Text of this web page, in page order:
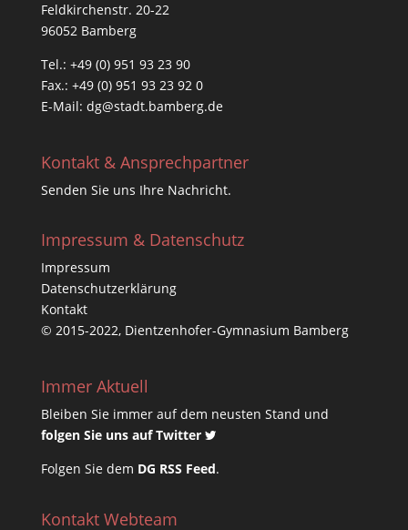
Feldkirchenstr. 20-22
96052 Bamberg
Tel.: +49 (0) 951 93 23 90
Fax.: +49 (0) 951 93 23 92 0
E-Mail: dg@stadt.bamberg.de
Kontakt & Ansprechpartner
Senden Sie uns Ihre Nachricht.
Impressum & Datenschutz
Impressum
Datenschutzerklärung
Kontakt
© 2015-2022, Dientzenhofer-Gymnasium Bamberg
Immer Aktuell
Bleiben Sie immer auf dem neusten Stand und
folgen Sie uns auf Twitter
Folgen Sie dem DG RSS Feed.
Kontakt Webteam